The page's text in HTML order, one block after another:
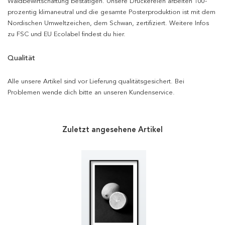
prozentig klimaneutral und die gesamte Posterproduktion ist mit dem
Nordischen Umweltzeichen, dem Schwan, zertifiziert. Weitere Infos
zu FSC und EU Ecolabel findest du hier.
Qualität
Alle unsere Artikel sind vor Lieferung qualitätsgesichert. Bei
Problemen wende dich bitte an unseren Kundenservice.
Zuletzt angesehene Artikel